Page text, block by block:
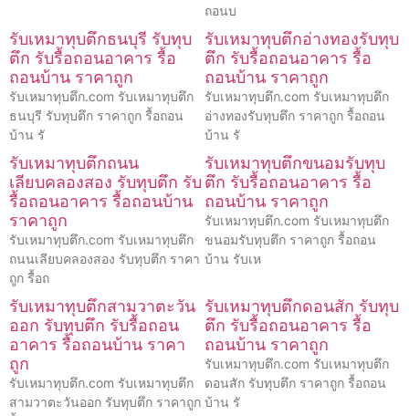
ถอนบ
รับเหมาทุบตึกธนบุรี รับทุบ
ตึก รับรื้อถอนอาคาร รื้อ
ถอนบ้าน ราคาถูก
รับเหมาทุบตึก.com รับเหมาทุบตึก
ธนบุรี รับทุบตึก ราคาถูก รื้อถอน
บ้าน รั
รับเหมาทุบตึกอ่างทองรับทุบ
ตึก รับรื้อถอนอาคาร รื้อ
ถอนบ้าน ราคาถูก
รับเหมาทุบตึก.com รับเหมาทุบตึก
อ่างทองรับทุบตึก ราคาถูก รื้อถอน
บ้าน รั
รับเหมาทุบตึกถนน
เลียบคลองสอง รับทุบตึก รับ
รื้อถอนอาคาร รื้อถอนบ้าน
ราคาถูก
รับเหมาทุบตึก.com รับเหมาทุบตึก
ถนนเลียบคลองสอง รับทุบตึก ราคา
ถูก รื้อถ
รับเหมาทุบตึกขนอมรับทุบ
ตึก รับรื้อถอนอาคาร รื้อ
ถอนบ้าน ราคาถูก
รับเหมาทุบตึก.com รับเหมาทุบตึก
ขนอมรับทุบตึก ราคาถูก รื้อถอน
บ้าน รับเห
รับเหมาทุบตึกสามวาตะวัน
ออก รับทุบตึก รับรื้อถอน
อาคาร รื้อถอนบ้าน ราคา
ถูก
รับเหมาทุบตึก.com รับเหมาทุบตึก
สามวาตะวันออก รับทุบตึก ราคาถูก
รับเหมาทุบตึกดอนสัก รับทุบ
ตึก รับรื้อถอนอาคาร รื้อ
ถอนบ้าน ราคาถูก
รับเหมาทุบตึก.com รับเหมาทุบตึก
ดอนสัก รับทุบตึก ราคาถูก รื้อถอน
บ้าน รั